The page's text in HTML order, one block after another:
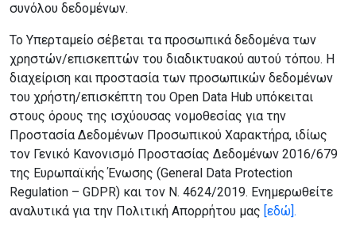
συνόλου δεδομένων.
Το Υπερταμείο σέβεται τα προσωπικά δεδομένα των
χρηστών/επισκεπτών του διαδικτυακού αυτού τόπου. Η
διαχείριση και προστασία των προσωπικών δεδομένων
του χρήστη/επισκέπτη του Open Data Hub υπόκειται
στους όρους της ισχύουσας νομοθεσίας για την
Προστασία Δεδομένων Προσωπικού Χαρακτήρα, ιδίως
τον Γενικό Κανονισμό Προστασίας Δεδομένων 2016/679
της Ευρωπαϊκής Ένωσης (General Data Protection
Regulation – GDPR) και τον Ν. 4624/2019. Ενημερωθείτε
αναλυτικά για την Πολιτική Απορρήτου μας [εδώ].